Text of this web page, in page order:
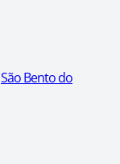
São Bento do